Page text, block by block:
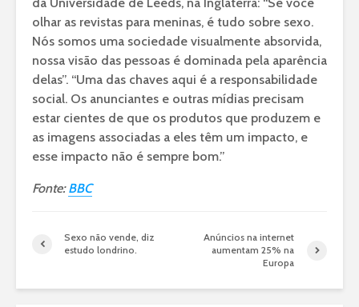
olhar as revistas para meninas, é tudo sobre sexo.
Nós somos uma sociedade visualmente absorvida,
nossa visão das pessoas é dominada pela aparência
delas”. “Uma das chaves aqui é a responsabilidade
social. Os anunciantes e outras mídias precisam
estar cientes de que os produtos que produzem e
as imagens associadas a eles têm um impacto, e
esse impacto não é sempre bom.”
Fonte:BBC
Sexo não vende, diz
estudo londrino.
Anúncios na internet
aumentam 25% na
Europa